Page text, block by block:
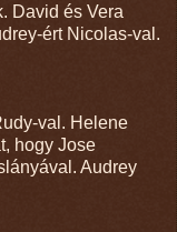
David és Vera
ért Nicolas-val.
val. Helene
hogy Jose
Audrey